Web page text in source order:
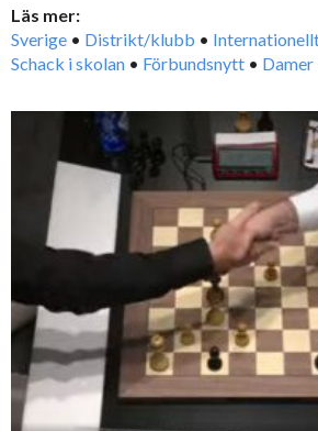
Läs mer:
Sverige • Distrikt/klubb •
Schack i skolan • Förbundsnytt • Damer